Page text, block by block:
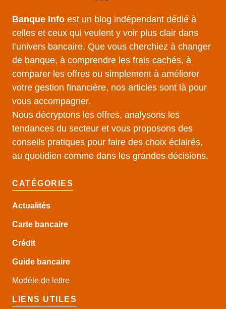
Banque Info est un blog indépendant dédié à
celles et ceux qui veulent y voir plus clair dans
l’univers bancaire. Que vous cherchiez à changer
de banque, à comprendre les frais cachés, à
comparer les offres ou simplement à améliorer
votre gestion financière, nos articles sont là pour
vous accompagner.
Nous décryptons les offres, analysons les
tendances du secteur et vous proposons des
conseils pratiques pour faire des choix éclairés,
au quotidien comme dans les grandes décisions.
CATÉGORIES
Actualités
Carte bancaire
Crédit
Guide bancaire
Modèle de lettre
LIENS UTILES